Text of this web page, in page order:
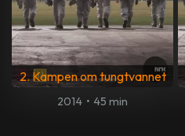
2. Kampen om tungtvannet
2014 • 45 min